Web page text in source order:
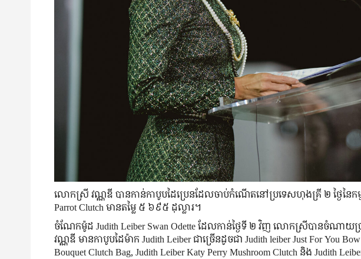
លោកស្រី វណ្ណឌី បាន​កាន់​កាបូប​ដៃ​​ប្រេន​ដែល​ចាប់​កំណើត​នៅ​ប្រទេស​ហុងគ្រី ២ ថ្ងៃ​នៃ​ក
Parrot Clutch មាន​តម្លៃ ៥ ៦៩៥ ដុល្លារ។
ចំណែក​ម៉ូដ Judith Leiber Swan Odette ដែល​កាន់​ថ្ងៃ​ទី ២ វិញ លោកស្រី​បាន​ចំណា
វណ្ណឌី មាន​កាបូប​ដៃ​ម៉ាក Judith Leiber ជាច្រើន​ដូចជា Judith leiber Just For You
Bouquet Clutch Bag, Judith Leiber Katy Perry Mushroom Clutch និង Judith